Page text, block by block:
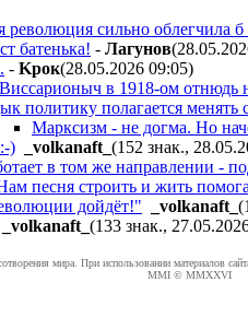
сильно облегчила
батенька! - Лaгyнoв
- Kpoк(28.05.2026 09:05)
в 1918-ом
политику полагается менять
Марксизм - не догма. Но
)
_volkanaft_ (152 знак.,
в том же направлении -
песня строить и жить
дойдёт!"
_volkanaft_
_volkanaft_ (133 знак.,
мира. При использовании материалов
MMI © MMXXVI